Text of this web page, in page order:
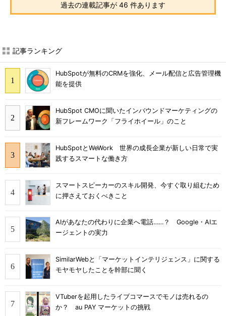
過去の連載記事が 46 件あります
記事ランキング
HubSpotが無料のCRMを強化、メール配信と広告管理機
能を提供
HubSpot CMOに聞いたインバウンドマーケティングの
新フレームワーク「フライホイール」のこと
HubSpotとWeWork 世界の成長企業が新しい日常で実
践するスマートな働き方
スマートスピーカーのスキル開発、今すぐ取り組むため
に押さえておくべきこと
AIがあなたの代わりに企業へ電話……？ Google・AIエ
ージェントの実力
SimilarWebと「マーケットインテリジェンス」に関する
モヤモヤしたことを幹部に聞く
VTuberを起用したライブコマースでモノは売れるの
か？ au PAY マーケットの挑戦